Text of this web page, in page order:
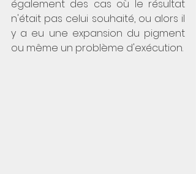
également des cas où le résultat
n'était pas celui souhaité, ou alors il
y a eu une expansion du pigment
ou même un problème d'exécution.